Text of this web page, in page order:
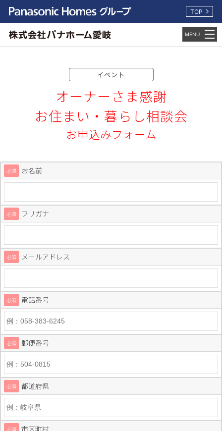
TOP
イベント
オーナーさま感謝
お住まい・暮らし相談会
お申込みフォーム
必須 お名前
必須 フリガナ
必須 メールアドレス
必須 電話番号
必須 郵便番号
必須 都道府県
必須